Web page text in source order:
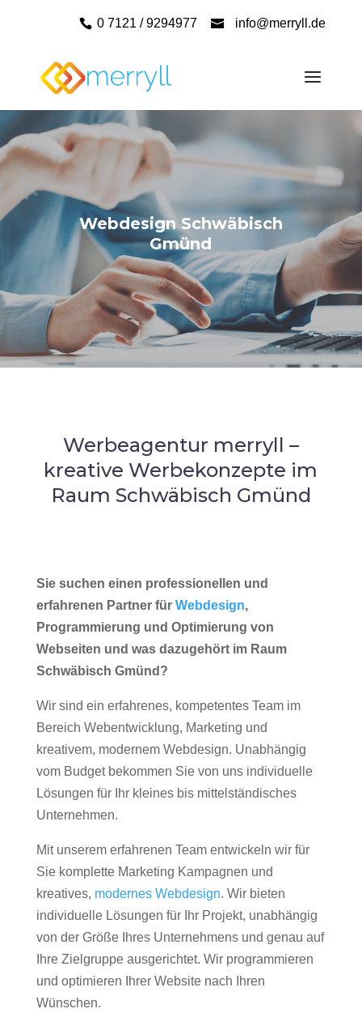
0 7121 / 9294977 info@merryll.de
Webdesign Schwäbisch
Gmünd
Werbeagentur merryll –
kreative Werbekonzepte im
Raum Schwäbisch Gmünd
Sie suchen einen professionellen und
erfahrenen Partner für Webdesign,
Programmierung und Optimierung von
Webseiten und was dazugehört im Raum
Schwäbisch Gmünd?
Wir sind ein erfahrenes, kompetentes Team im
Bereich Webentwicklung, Marketing und
kreativem, modernem Webdesign. Unabhängig
vom Budget bekommen Sie von uns individuelle
Lösungen für Ihr kleines bis mittelständisches
Unternehmen.
Mit unserem erfahrenen Team entwickeln wir für
Sie komplette Marketing Kampagnen und
kreatives, modernes Webdesign. Wir bieten
individuelle Lösungen für Ihr Projekt, unabhängig
von der Größe Ihres Unternehmens und genau auf
Ihre Zielgruppe ausgerichtet. Wir programmieren
und optimieren Ihrer Website nach Ihren
Wünschen.